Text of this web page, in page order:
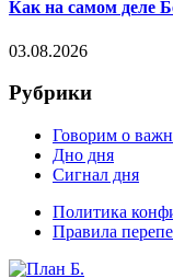
Как на самом деле
03.08.2026
Рубрики
Говорим о
Дно дня
Сигнал дня
Политика
Правила